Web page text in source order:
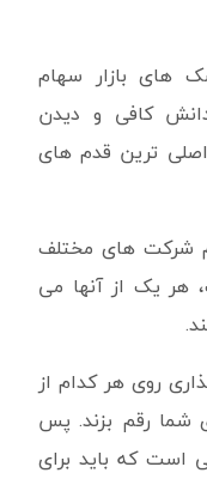
های بازار سهام
کافی و دیدن
ترین قدم های
شرکت های مختلف
هر یک از آنها می
روی هر کدام از
شما رقم بزند. پس
است که باید برای